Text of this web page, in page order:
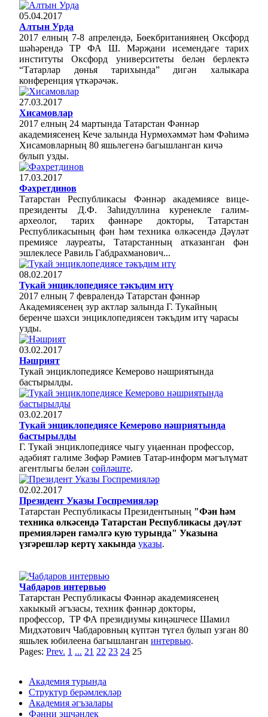
05.04.2017
Алтын Урда
2017 елның 7-8 апрелендә, Бөекбританиянең Оксфорд
шәһәрендә ТР ФА Ш. Мәрҗани исемендәге тарих
институты Оксфорд университеты белән берлектә
“Татарлар дөнья тарихында” дигән халыкара
конференция үткәрәчәк.
27.03.2017
Хисамовлар
2017 елның 24 мартында Татарстан Фәннәр
академиясенең Кече залында Нурмөхәммәт һәм Фәһимә
Хисамовларның 80 яшьлегенә багышланган кичә
булып узды.
17.03.2017
Фәхретдинов
Татарстан Республикасы Фәннәр академиясе вице-
президенты Д.Ф. Заһидуллина куренекле галим-
археолог, тарих фәннәре докторы, Татарстан
Республикасының фән һәм техника өлкәсендә Дәүләт
премиясе лауреаты, Татарстанның атказанган фән
эшлеклесе Равиль Габдрахманович...
08.02.2017
Тукай энциклопедиясе тәкъдим итү
2017 елның 7 февралендә Татарстан фәннәр
Академиясенең зур актлар залында Г. Тукайның
беренче шәхси энциклопедиясен тәкъдим итү чарасы
узды.
03.02.2017
Нәшрият
Тукай энциклопедиясе Кемерово нәшриятында
бастырылды.
03.02.2017
Тукай энциклопедиясе Кемерово нәшриятында
бастырылды
Г. Тукай энциклопедиясе чыгу уңаеннан профессор,
әдәбият галиме Зөфәр Рәмиев Татар-информ мәгълүмат
агентлыгы белән сөйләште.
02.02.2017
Президент Указы Госпремияләр
Татарстан Республикасы Президентының "Фән һәм
техника өлкәсендә Татарстан Республикасы дәүләт
премияләрен гамәлгә кую турында" Указына
үзгәрешләр кертү хакында указы.
Чабдаров интервью
Татарстан Республикасы Фәннәр академиясенең
хакыкый әгъзасы, техник фәннәр докторы,
профессор, ТР ФА президиумы киңәшчесе Шамил
Мидхәтович Чабдаровның күптән түгел булып узган 80
яшьлек юбилеена багышланган интервью.
Pages: Prev. 1 ... 21 22 23 24 25
Академия турында
Структур берәмлекләр
Академия әгъзалары
Фәнни эшчәнлек